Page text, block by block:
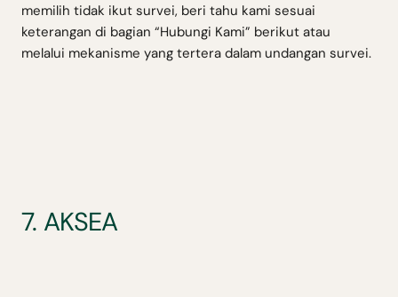
memilih tidak ikut survei, beri tahu kami sesuai
keterangan di bagian “Hubungi Kami” berikut atau
melalui mekanisme yang tertera dalam undangan survei.
7. AKSEA